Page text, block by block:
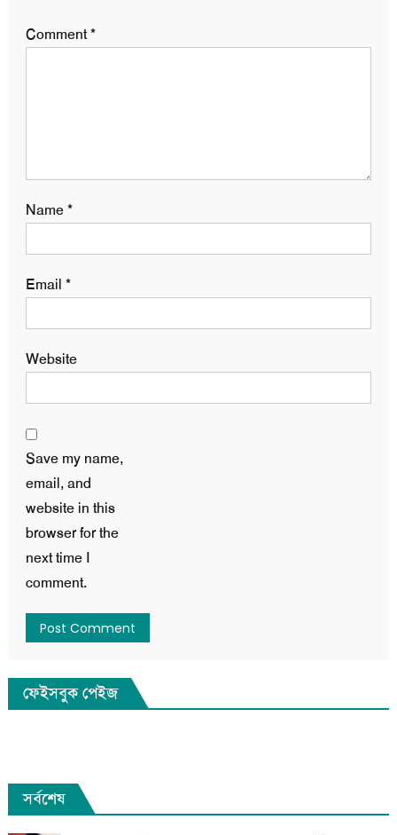
Comment*
Name*
Email *
Website
Save my name,
email, and
website in this
browser for the
next time I
comment.
ফেইসবুক পেইজ
সর্বশেষ